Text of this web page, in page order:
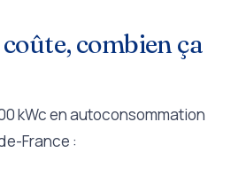
combien ça
kWc en autoconsommation
France :